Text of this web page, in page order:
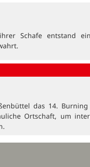
Schafe entstand
das 14.
Ortschaft, um